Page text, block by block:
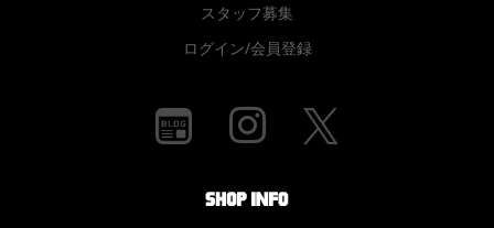
スタッフ募集
ログイン/会員登録